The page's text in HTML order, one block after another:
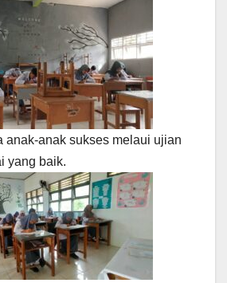
anak-anak sukses melaui ujian
yang baik.